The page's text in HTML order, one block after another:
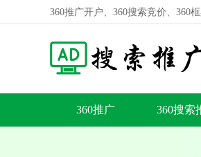
360推广开户、360搜索竞价、360
360推广 360搜索